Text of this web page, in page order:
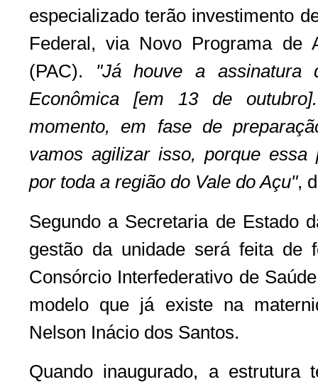
especializado terão investimento
Federal, via Novo Programa de
(PAC). "Já houve a assinatura
Econômica [em 13 de
momento, em fase de
vamos agilizar isso, porque
por toda a região do Vale do Açu",
Segundo a Secretaria de Estado
gestão da unidade será feita de
Consórcio Interfederativo de
modelo que já existe na
Nelson Inácio dos Santos.
Quando inaugurado, a estrutura